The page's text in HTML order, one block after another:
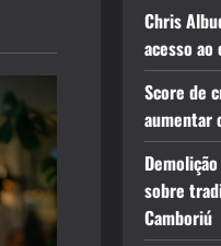
Chris
acesso
Score de
aumentar
sobre
Camboriú